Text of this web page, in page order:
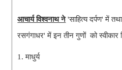
आचार्य विश्वनाथ ने 'साहित्य दर्पण' में
रसगंगाधर' में इन तीन गुणों  को स्वीकार
1. माधुर्य